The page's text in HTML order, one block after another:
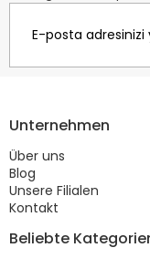
Unternehmen
Über uns
Blog
Unsere Filialen
Kontakt
Beliebte